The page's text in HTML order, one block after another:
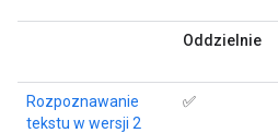
Oddzielnie
Rozpoznawanie
tekstu w wersji 2
✅